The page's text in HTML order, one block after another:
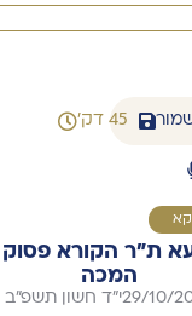
45 דק'
ת"ר הקורא
המכה
29/10/י"ד חשון תשפ"ב